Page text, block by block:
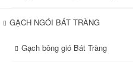
GẠCH NGÓI BÁT TRÀNG
Gạch bông gió Bát Tràng